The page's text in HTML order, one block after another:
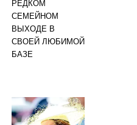
РЕДКОМ
СЕМЕЙНОМ
ВЫХОДЕ В
СВОЕЙ ЛЮБИМОЙ
БАЗЕ